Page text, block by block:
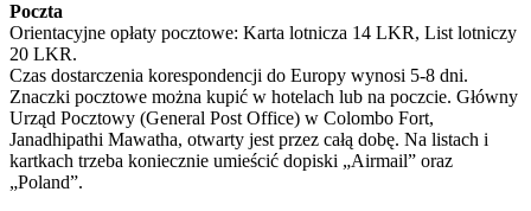
Poczta
Orientacyjne opłaty pocztowe: Karta lotnicza 14 LKR, List lotniczy
20 LKR.
Czas dostarczenia korespondencji do Europy wynosi 5-8 dni.
Znaczki pocztowe można kupić w hotelach lub na poczcie. Główny
Urząd Pocztowy (General Post Office) w Colombo Fort,
Janadhipathi Mawatha, otwarty jest przez całą dobę. Na listach i
kartkach trzeba koniecznie umieścić dopiski „Airmail” oraz
„Poland”.